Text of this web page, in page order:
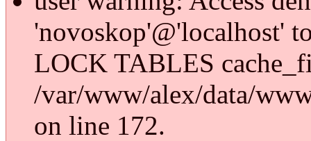
'novoskop'@'localhost'
LOCK TABLES
/var/www/alex/data/
on line 172.